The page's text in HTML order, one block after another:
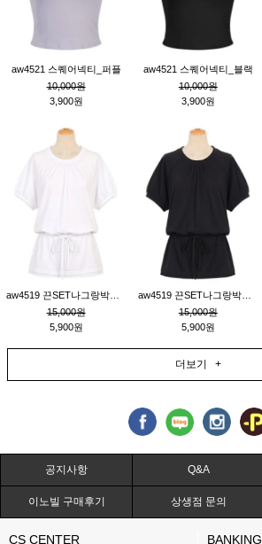
aw4521 스퀘어넥티_퍼플
10,000원
3,900원
aw4521 스퀘어넥티_블랙
10,000원
3,900원
15,000원
5,900원
15,000원
5,900원
더보기 +
공지사항 Q&A
이노빌 구매후기 상생점 문의
CS CENTER BANKING